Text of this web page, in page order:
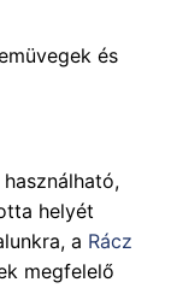
és
helyét
a Rácz
megfelelő